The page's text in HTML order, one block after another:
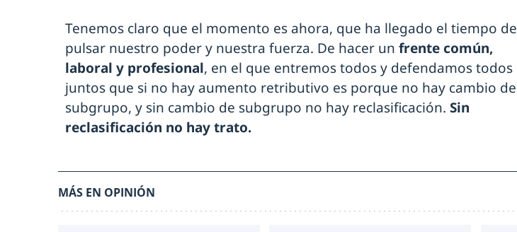
Tenemos claro que el momento es ahora, que ha llegado el tiempo de
pulsar nuestro poder y nuestra fuerza. De hacer un frente común,
laboral y profesional, en el que entremos todos y defendamos todos
juntos que si no hay aumento retributivo es porque no hay cambio de
subgrupo, y sin cambio de subgrupo no hay reclasificación. Sin
reclasificación no hay trato.
MÁS EN OPINIÓN